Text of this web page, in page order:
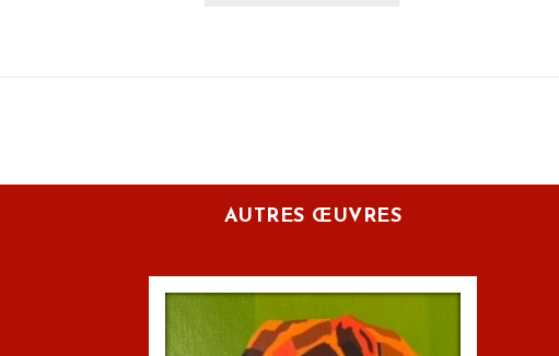
AUTRES ŒUVRES